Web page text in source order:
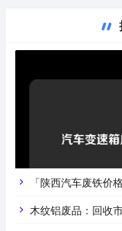
「陕西汽车废铁价
价是什么
木纹铝废品：回收